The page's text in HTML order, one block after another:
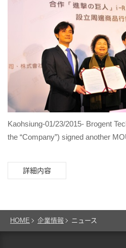
Kaohsiung-01/23/2015- Brogent
the “Company”) signed another
詳細内容
HOME 企業情報 ニュース